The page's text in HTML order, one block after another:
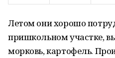
Летом они хорошо
пришкольном участке,
морковь, картофель.